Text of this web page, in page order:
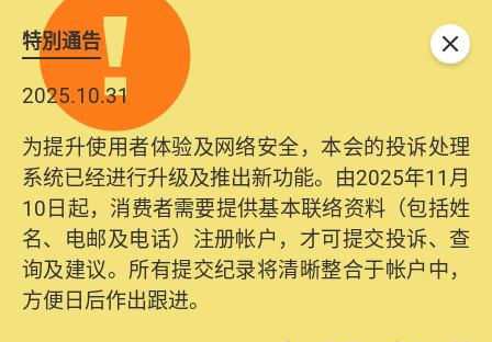
特別通告
2025.10.31
为提升使用者体验及网络安全，本会的投诉处理
系统已经进行升级及推出新功能。由2025年11月
10日起，消费者需要提供基本联络资料（包括姓
名、电邮及电话）注册帐户，才可提交投诉、查
询及建议。所有提交纪录将清晰整合于帐户中，
方便日后作出跟进。
关闭